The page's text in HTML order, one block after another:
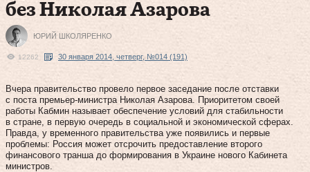
без Николая Азарова
ЮРИЙ ШКОЛЯРЕНКО
12262 30 января 2014, четверг, №014 (191)
Вчера правительство провело первое заседание после отставки
с поста премьер-министра Николая Азарова. Приоритетом своей
работы Кабмин называет обеспечение условий для стабильности
в стране, в первую очередь в социальной и экономической сферах.
Правда, у временного правительства уже появились и первые
проблемы: Россия может отсрочить предоставление второго
финансового транша до формирования в Украине нового Кабинета
министров.